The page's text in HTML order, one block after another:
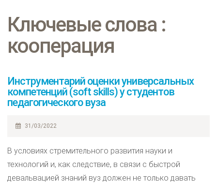
content
Ключевые слова :
кооперация
Инструментарий оценки универсальных
компетенций (soft skills) у студентов
педагогического вуза
31/03/2022
В условиях стремительного развития науки и
технологий и, как следствие, в связи с быстрой
девальвацией знаний вуз должен не только давать